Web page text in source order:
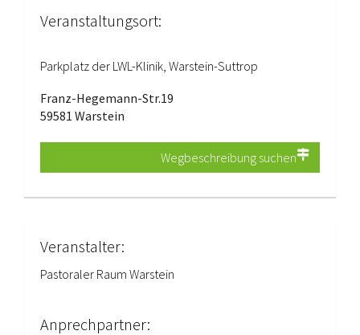
Veranstaltungsort:
Parkplatz der LWL-Klinik, Warstein-Suttrop
Franz-Hegemann-Str.19
59581 Warstein
Wegbeschreibung suchen
Veranstalter:
Pastoraler Raum Warstein
Anprechpartner: